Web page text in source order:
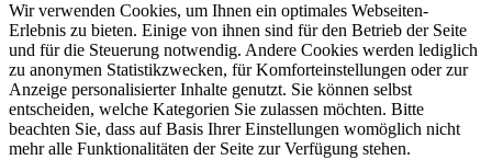
Wir verwenden Cookies, um Ihnen ein optimales Webseiten-
Erlebnis zu bieten. Einige von ihnen sind für den Betrieb der Seite
und für die Steuerung notwendig. Andere Cookies werden lediglich
zu anonymen Statistikzwecken, für Komforteinstellungen oder zur
Anzeige personalisierter Inhalte genutzt. Sie können selbst
entscheiden, welche Kategorien Sie zulassen möchten. Bitte
beachten Sie, dass auf Basis Ihrer Einstellungen womöglich nicht
mehr alle Funktionalitäten der Seite zur Verfügung stehen.